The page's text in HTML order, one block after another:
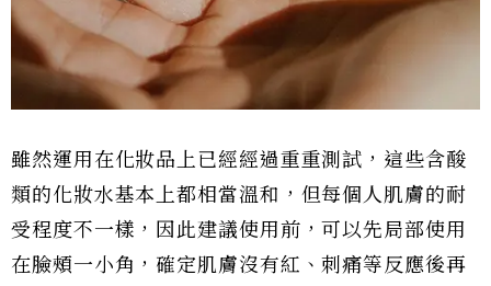
雖然運用在化妝品上已經經過重重測試，這些含酸
類的化妝水基本上都相當溫和，但每個人肌膚的耐
受程度不一樣，因此建議使用前，可以先局部使用
在臉頰一小角，確定肌膚沒有紅、刺痛等反應後再